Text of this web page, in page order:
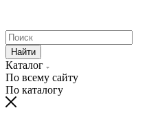
Найти
Каталог
По всему сайту
По каталогу